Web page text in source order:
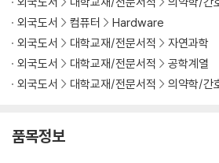
15. Electrochemical Wearable Sensors-
d Graphene for Health Monitoring
16. Textile-Based Flexible and
17. Color-Based Flexible and Wearable
18. Self-Powered Sensors
21. Role of Additive Manufacturing in
외국도서
컴퓨터
Hardware
외국도서
대학교재/전문서적
자연과학
외국도서
대학교재/전문서적
공학계열
외국도서
대학교재/전문서적 의약학/간
품목정보